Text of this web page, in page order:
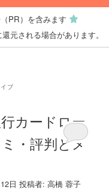
PR）を含みます
元される場合があります。
ブ
カードロー
・評判とメ
日 投稿者:高橋 蓉子